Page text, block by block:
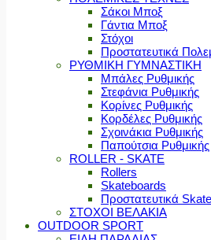
Σάκοι Μποξ
Γάντια Μποξ
Στόχοι
Προστατευτικά
ΡΥΘΜΙΚΗ ΓΥΜΝΑΣΤΙΚΗ
Μπάλες Ρυθμικής
Στεφάνια Ρυθμικής
Κορίνες Ρυθμικής
Κορδέλες Ρυθμικής
Σχοινάκια Ρυθμικής
Παπούτσια Ρυθμικής
ROLLER - SKATE
Rollers
Skateboards
Προστατευτικά
ΣΤΟΧΟΙ ΒΕΛΑΚΙΑ
OUTDOOR SPORT